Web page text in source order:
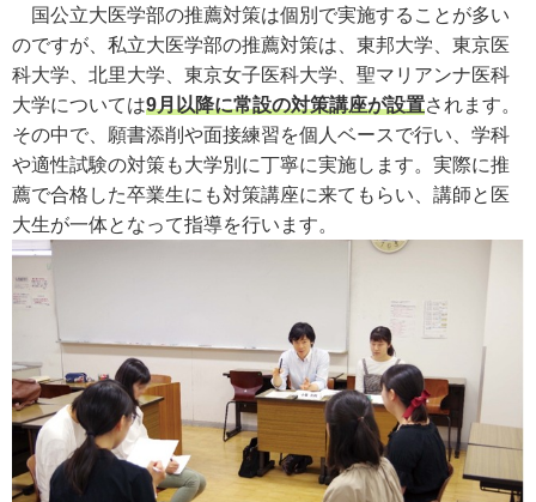
国公立大医学部の推薦対策は個別で実施することが多い
のですが、私立大医学部の推薦対策は、東邦大学、東京医
科大学、北里大学、東京女子医科大学、聖マリアンナ医科
大学については9月以降に常設の対策講座が設置されます。
その中で、願書添削や面接練習を個人ベースで行い、学科
や適性試験の対策も大学別に丁寧に実施します。実際に推
薦で合格した卒業生にも対策講座に来てもらい、講師と医
大生が一体となって指導を行います。